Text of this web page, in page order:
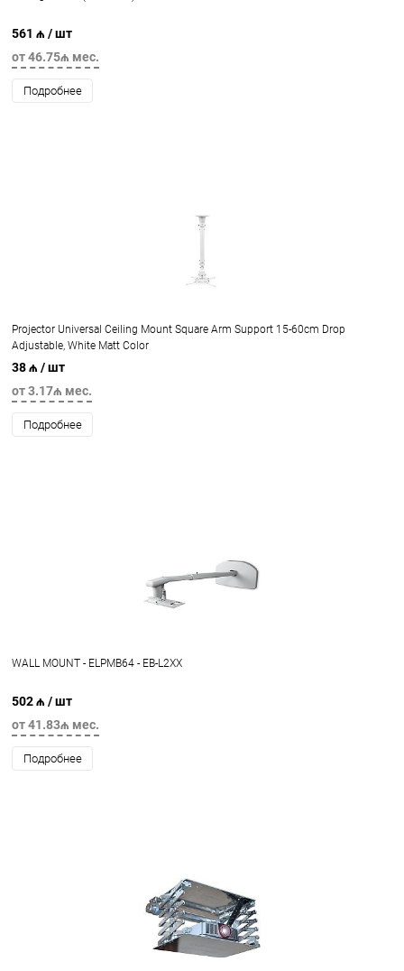
561 ₼ / шт
от 46.75₼ мес.
Подробнее
Projector Universal Ceiling Mount Square Arm Support 15-60cm Drop
Adjustable, White Matt Color
38 ₼ / шт
от 3.17₼ мес.
Подробнее
WALL MOUNT - ELPMB64 - EB-L2XX
502 ₼ / шт
от 41.83₼ мес.
Подробнее